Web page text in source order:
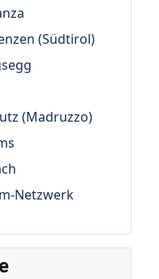
(Südtirol)
(Madruzzo)
Netzwerk